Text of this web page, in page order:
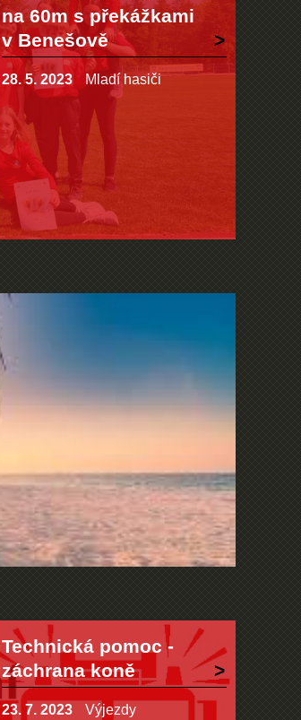
na 60m s překážkami
v Benešově
28. 5. 2023 Mladí hasiči
Technická pomoc -
záchrana koně
23. 7. 2023 Výjezdy